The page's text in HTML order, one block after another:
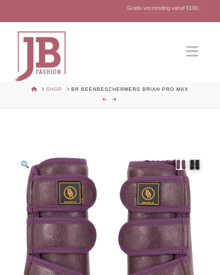
Gratis verzending vanaf €100,-
HOMESHOP BR BEENBESCHERMERS BRIAN PRO MAX